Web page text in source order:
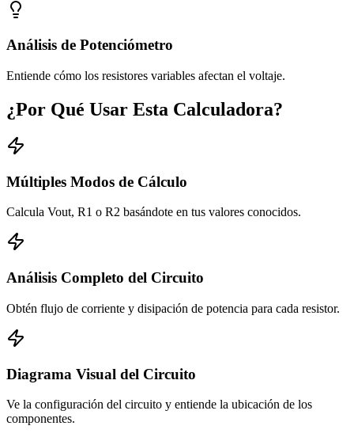
Análisis de Potenciómetro
Entiende cómo los resistores variables afectan el voltaje.
¿Por Qué Usar Esta Calculadora?
Múltiples Modos de Cálculo
Calcula Vout, R1 o R2 basándote en tus valores conocidos.
Análisis Completo del Circuito
Obtén flujo de corriente y disipación de potencia para cada resistor.
Diagrama Visual del Circuito
Ve la configuración del circuito y entiende la ubicación de los
componentes.